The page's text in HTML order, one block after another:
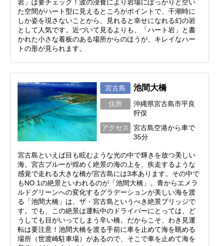
岩」は要チェック！波の浸食により岩場にぽっかりと空い
た空間がハート型に見えるところがポイントで、干潮時に
しか姿を現さないことから、見れると幸せになれる幻の岩
として人気です。近づいて見るよりも、「ハート岩」と書
かれた小さな看板のある場所からのほうが、キレイなハー
トの形が見られます。
宮古島 池間大橋
住所
沖縄県宮古島市平良
狩俣
アクセス
宮古島空港から車で
35分
宮古島といえば目も眩むような光の中で輝きを放つ美しい
海。宮古ブルーが煌めく絶景の海の上を、疾走するような
感覚で走れる大きな橋が宮古島には3本あります。その中で
もNO.1の絶景といわれるのが「池間大橋」。青からエメラ
ルドグリーンへの変化するグラデーションが美しい海を渡
る「池間大橋」は、ザ・宮古島というべき絶景ブリッジで
す。でも、この絶景は運転中のドライバーにとっては、ど
うしても目がいってしまう辛い橋。だからこそ、わき見運
転は要注意！池間大橋を渡る手前に車を止めて海を眺める
場所（世渡崎駐車場）があるので、そこで車を止めて海を